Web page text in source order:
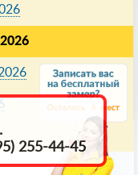
6
255-44-45